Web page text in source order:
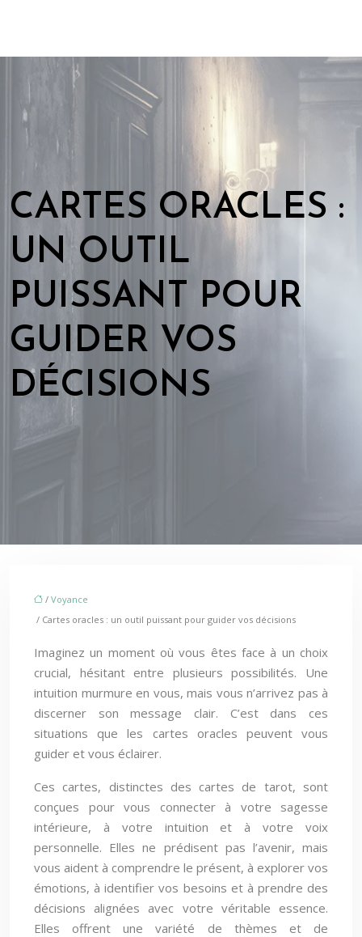
CARTES ORACLES :
UN OUTIL
PUISSANT POUR
GUIDER VOS
DÉCISIONS
/ Voyance
/ Cartes oracles : un outil puissant pour guider vos décisions
Imaginez un moment où vous êtes face à un choix
crucial, hésitant entre plusieurs possibilités. Une
intuition murmure en vous, mais vous n’arrivez pas à
discerner son message clair. C’est dans ces
situations que les cartes oracles peuvent vous
guider et vous éclairer.
Ces cartes, distinctes des cartes de tarot, sont
conçues pour vous connecter à votre sagesse
intérieure, à votre intuition et à votre voix
personnelle. Elles ne prédisent pas l’avenir, mais
vous aident à comprendre le présent, à explorer vos
émotions, à identifier vos besoins et à prendre des
décisions alignées avec votre véritable essence.
Elles offrent une variété de thèmes et de